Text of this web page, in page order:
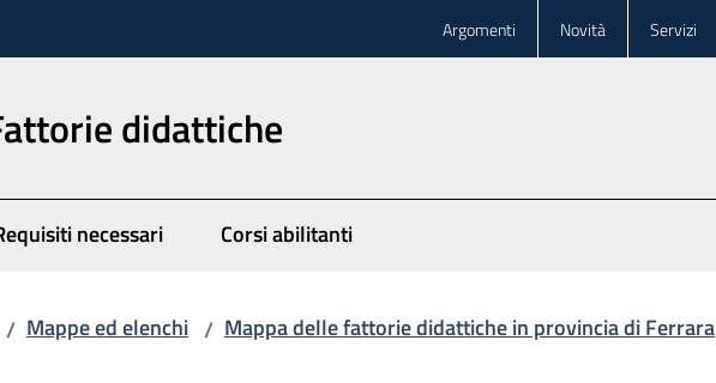
Argomenti Novità Servizi
didattiche
necessari Corsi abilitanti
/ Mappe ed elenchi / Mappa delle fattorie didattiche in provincia di Ferrara